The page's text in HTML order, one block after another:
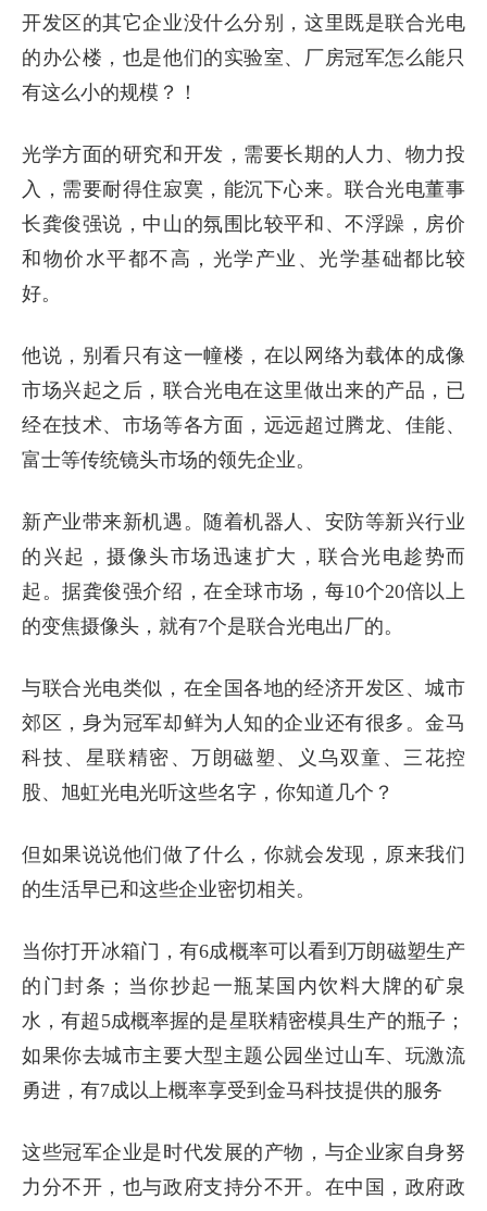
开发区的其它企业没什么分别，这里既是联合光电
的办公楼，也是他们的实验室、厂房冠军怎么能只
有这么小的规模？！
光学方面的研究和开发，需要长期的人力、物力投
入，需要耐得住寂寞，能沉下心来。联合光电董事
长龚俊强说，中山的氛围比较平和、不浮躁，房价
和物价水平都不高，光学产业、光学基础都比较
好。
他说，别看只有这一幢楼，在以网络为载体的成像
市场兴起之后，联合光电在这里做出来的产品，已
经在技术、市场等各方面，远远超过腾龙、佳能、
富士等传统镜头市场的领先企业。
新产业带来新机遇。随着机器人、安防等新兴行业
的兴起，摄像头市场迅速扩大，联合光电趁势而
起。据龚俊强介绍，在全球市场，每10个20倍以上
的变焦摄像头，就有7个是联合光电出厂的。
与联合光电类似，在全国各地的经济开发区、城市
郊区，身为冠军却鲜为人知的企业还有很多。金马
科技、星联精密、万朗磁塑、义乌双童、三花控
股、旭虹光电光听这些名字，你知道几个？
但如果说说他们做了什么，你就会发现，原来我们
的生活早已和这些企业密切相关。
当你打开冰箱门，有6成概率可以看到万朗磁塑生产
的门封条；当你抄起一瓶某国内饮料大牌的矿泉
水，有超5成概率握的是星联精密模具生产的瓶子；
如果你去城市主要大型主题公园坐过山车、玩激流
勇进，有7成以上概率享受到金马科技提供的服务
这些冠军企业是时代发展的产物，与企业家自身努
力分不开，也与政府支持分不开。在中国，政府政